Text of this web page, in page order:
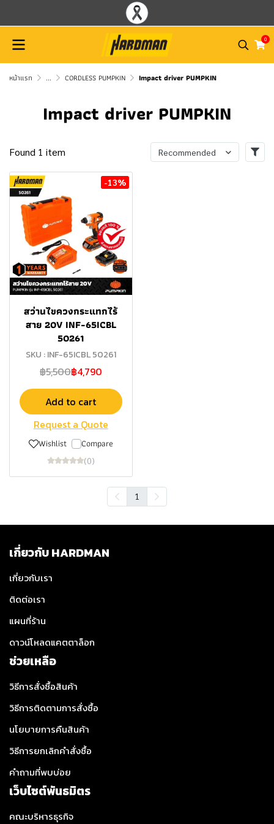
0
หน้าแรก ... CORDLESS PUMPKIN Impact driver PUMPKIN
Impact driver PUMPKIN
Found 1 item Recommended
-13%
สว่านไขควงกระแทกไร้
สาย 20V INF-65ICBL
50261
SKU : INF-65ICBL 50261
฿5,500฿4,790
Add to cart
Request a Quote
Wishlist Compare
(0)
1
เกี่ยวกับ HARDMAN
เกี่ยวกับเรา
ติดต่อเรา
แผนที่ร้าน
ดาวน์โหลดแคตตาล็อก
ช่วยเหลือ
วิธีการสั่งซื้อสินค้า
วิธีการติดตามการสั่งซื้อ
นโยบายการคืนสินค้า
วิธีการยกเลิกคำสั่งซื้อ
คำถามที่พบบ่อย
เว็บไซต์พันธมิตร
คณะบริหารธุรกิจ